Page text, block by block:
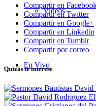
Videos
En Vivo
Compartir en
Compartir en Twitter
Compartir en Google+
Compartir en Linkedin
Compartir en Tumblr
Compartir por correo
Quizás te interese